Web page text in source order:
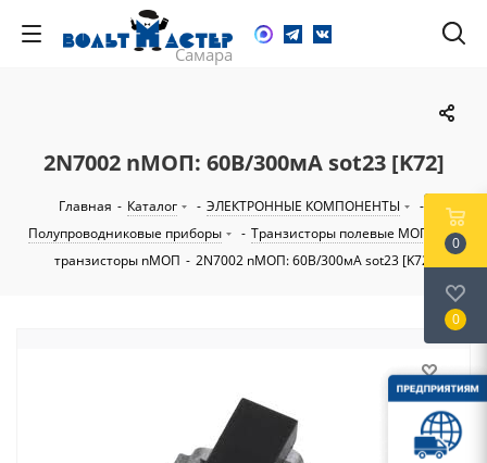
2N7002 nМОП: 60В/300мА sot23 [K72]
Главная - Каталог - ЭЛЕКТРОННЫЕ КОМПОНЕНТЫ
-
Полупроводниковые приборы
- Транзисторы полевые МОП
-
транзисторы nМОП - 2N7002 nМОП: 60В/300мА sot23 [K72]
0
0